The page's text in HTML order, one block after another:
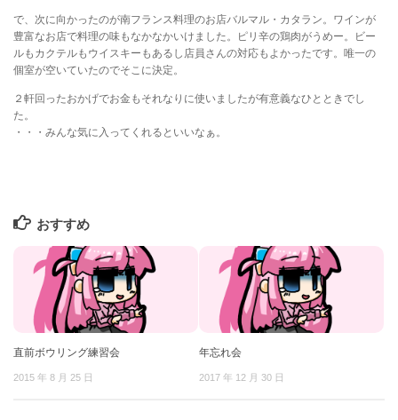
で、次に向かったのが南フランス料理のお店バルマル・カタラン。ワインが
豊富なお店で料理の味もなかなかいけました。ピリ辛の鶏肉がうめー。ビー
ルもカクテルもウイスキーもあるし店員さんの対応もよかったです。唯一の
個室が空いていたのでそこに決定。
２軒回ったおかげでお金もそれなりに使いましたが有意義なひとときでし
た。
・・・みんな気に入ってくれるといいなぁ。
おすすめ
直前ボウリング練習会
2015 年 8 月 25 日
年忘れ会
2017 年 12 月 30 日